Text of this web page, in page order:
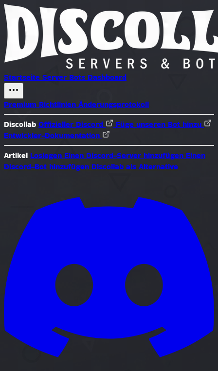
Startseite Server Bots Dashboard
Premium Richtlinien Änderungsprotokoll
Discollab Offizieller Discord
Füge unseren Bot hinzu
Entwickler-Dokumentation
Artikel Loslegen Einen Discord-Server hinzufügen Einen
Discord-Bot hinzufügen Discollab als Alternative